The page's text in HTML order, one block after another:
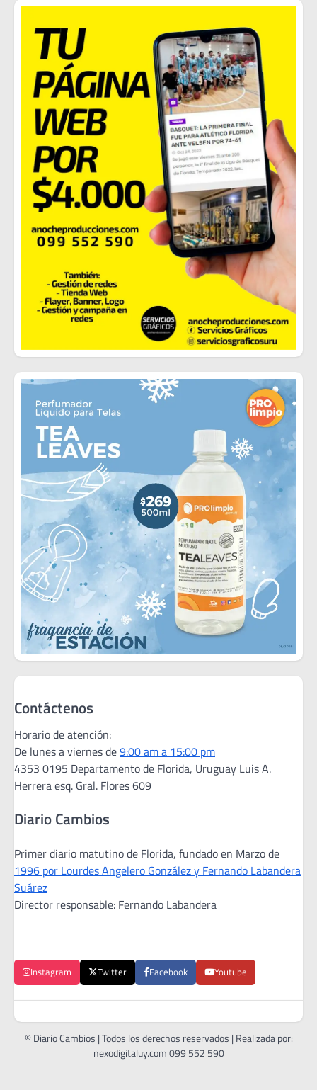
Contáctenos
Horario de atención:
De lunes a viernes de9:00 am a 15:00 pm
4353 0195 Departamento de Florida, Uruguay Luis A.
Herrera esq. Gral. Flores 609
Diario Cambios
Primer diario matutino de Florida, fundado en Marzo de
1996 por Lourdes Angelero González y Fernando Labandera
Suárez
Director responsable: Fernando Labandera
Instagram Twitter Facebook Youtube